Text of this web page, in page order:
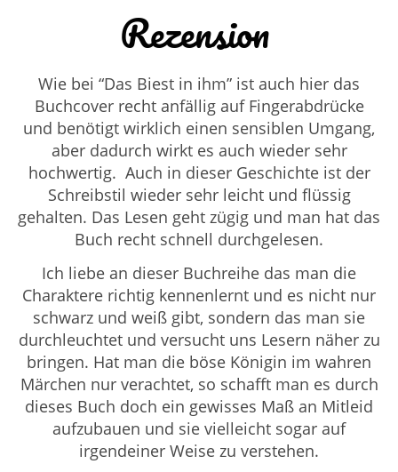
Rezension
Wie bei “Das Biest in ihm” ist auch hier das
Buchcover recht anfällig auf Fingerabdrücke
und benötigt wirklich einen sensiblen Umgang,
aber dadurch wirkt es auch wieder sehr
hochwertig. Auch in dieser Geschichte ist der
Schreibstil wieder sehr leicht und flüssig
gehalten. Das Lesen geht zügig und man hat das
Buch recht schnell durchgelesen.
Ich liebe an dieser Buchreihe das man die
Charaktere richtig kennenlernt und es nicht nur
schwarz und weiß gibt, sondern das man sie
durchleuchtet und versucht uns Lesern näher zu
bringen. Hat man die böse Königin im wahren
Märchen nur verachtet, so schafft man es durch
dieses Buch doch ein gewisses Maß an Mitleid
aufzubauen und sie vielleicht sogar auf
irgendeiner Weise zu verstehen.